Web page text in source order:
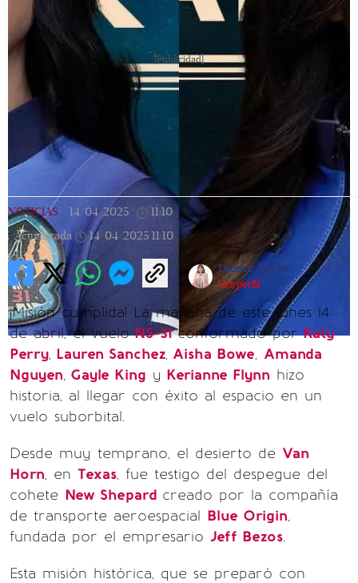
[Publicidad]
NOTICIAS 14/04/2025 11:10
Actualizada
14/04/2025 11:10
Leonor Reyes
Ver perfil
¡Misión cumplida! La mañana de este lunes 14
de abril, el vueloNS-31conformado porKaty
Perry, Lauren Sanchez, Aisha Bowe, Amanda
Nguyen, Gayle King y Kerianne Flynn hizo
historia, al llegar con éxito al espacio en un
vuelo suborbital.
Desde muy temprano, el desierto de Van
Horn, en Texas, fue testigo del despegue del
cohete New Shepard creado por la compañía
de transporte aeroespacial Blue Origin,
fundada por el empresario Jeff Bezos.
Esta misión histórica, que se preparó con